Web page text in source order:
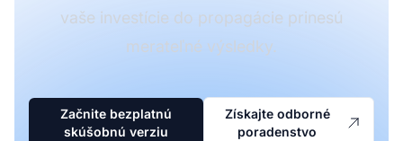
vaše investície do propagácie prinesú
merateľné výsledky.
Začnite bezplatnú
skúšobnú verziu
Získajte odborné
poradenstvo